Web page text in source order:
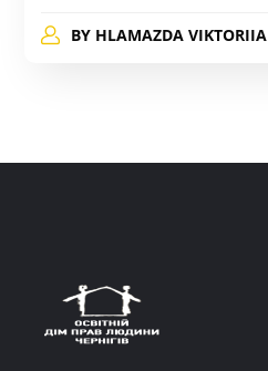
BY HLAMAZDA VIKTORIIA